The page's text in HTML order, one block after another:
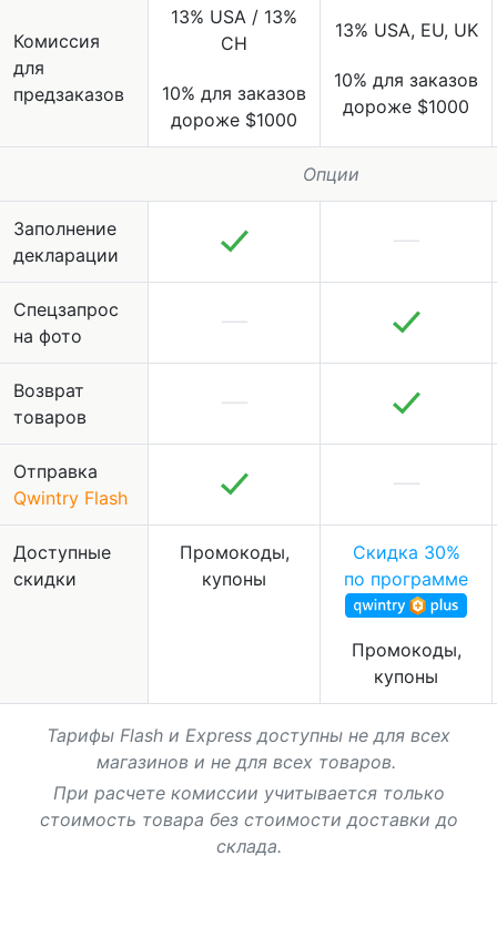
Комиссия
для
предзаказов
13% USA / 13%
CH
10% для заказов
дороже $1000
13% USA, EU, UK
10% для заказов
дороже $1000
Опции
Заполнение
декларации
Спецзапрос
на фото
Возврат
товаров
Отправка
Qwintry Flash
Доступные
скидки
Промокоды,
купоны
Скидка 30%
по программе
Промокоды,
купоны
Тарифы Flash и Express доступны не для всех
магазинов и не для всех товаров.
При расчете комиссии учитывается только
стоимость товара без стоимости доставки до
склада.